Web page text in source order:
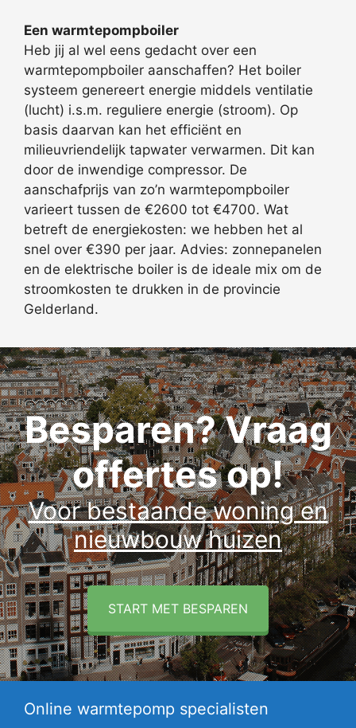
Een warmtepompboiler
Heb jij al wel eens gedacht over een
warmtepompboiler aanschaffen? Het boiler
systeem genereert energie middels ventilatie
(lucht) i.s.m. reguliere energie (stroom). Op
basis daarvan kan het efficiënt en
milieuvriendelijk tapwater verwarmen. Dit kan
door de inwendige compressor. De
aanschafprijs van zo’n warmtepompboiler
varieert tussen de €2600 tot €4700. Wat
betreft de energiekosten: we hebben het al
snel over €390 per jaar. Advies: zonnepanelen
en de elektrische boiler is de ideale mix om de
stroomkosten te drukken in de provincie
Gelderland.
Besparen? Vraag
offertes op!
Voor bestaande woning en
nieuwbouw huizen
START MET BESPAREN
Online warmtepomp specialisten